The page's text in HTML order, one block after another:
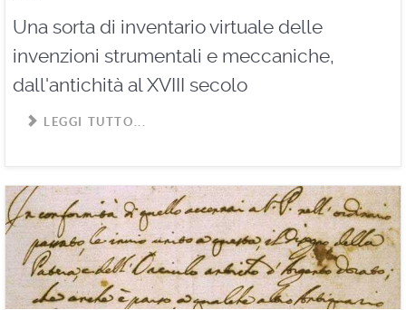
Una sorta di inventario virtuale delle
invenzioni strumentali e meccaniche,
dall'antichità al XVIII secolo
LEGGI TUTTO...